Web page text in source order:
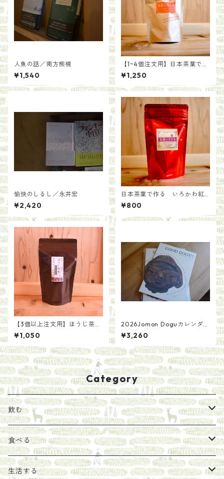
人魚の話／南方熊楠
¥1,540
【1~4個注文用】日本茶葉で作
る いろかわ紅茶（ティーバ
ッグ）
¥1,250
愉快のしるし／永井宏
¥2,420
日本茶葉で作る いろかわ紅
茶(50g)
¥800
【3個以上注文用】ほうじ茶を
手軽に ほうじ粉茶ティーバ
ッグ（5g×20袋）
¥1,050
2026Jomon Doguカレンダ
ー・GOOD DOGU！（作品
集）セット/さとうゆかり
¥3,260
Category
飲む
お茶
エキス
食べる
ジャム
生活する